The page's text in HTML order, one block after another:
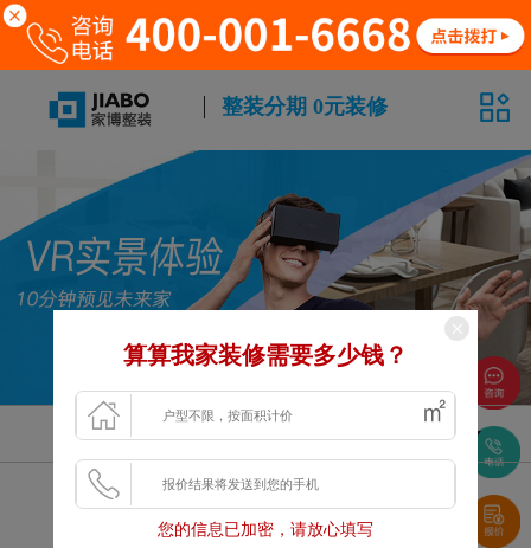
整装分期 0元装修
风格 面积 户型
浏览更多VR案例
算算我家装修需要多少钱？
您的信息已加密，请放心填写